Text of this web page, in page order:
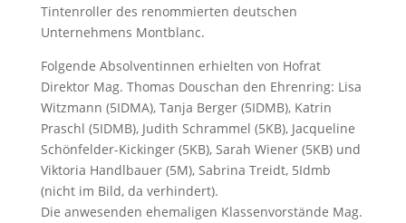
Tintenroller des renommierten deutschen
Unternehmens Montblanc.
Folgende Absolventinnen erhielten von Hofrat
Direktor Mag. Thomas Douschan den Ehrenring: Lisa
Witzmann (5IDMA), Tanja Berger (5IDMB), Katrin
Praschl (5IDMB), Judith Schrammel (5KB), Jacqueline
Schönfelder-Kickinger (5KB), Sarah Wiener (5KB) und
Viktoria Handlbauer (5M), Sabrina Treidt, 5Idmb
(nicht im Bild, da verhindert).
Die anwesenden ehemaligen Klassenvorstände Mag.